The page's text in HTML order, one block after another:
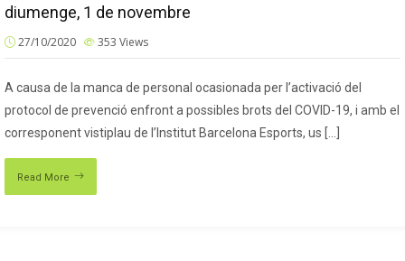
diumenge, 1 de novembre
27/10/2020 353 Views
A causa de la manca de personal ocasionada per l’activació del
protocol de prevenció enfront a possibles brots del COVID-19, i amb el
corresponent vistiplau de l’Institut Barcelona Esports, us […]
Read More